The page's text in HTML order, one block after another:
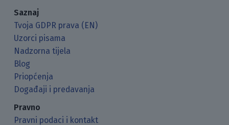
Saznaj
Tvoja GDPR prava (EN)
Uzorci pisama
Nadzorna tijela
Blog
Priopćenja
Događaji i predavanja
Pravno
Pravni podaci i kontakt